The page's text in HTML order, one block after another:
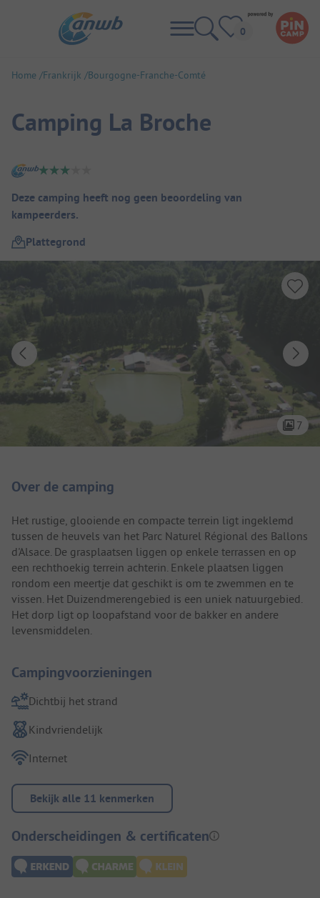
Home Frankrijk Bourgogne-Franche-Comté
Camping La Broche
Camping overzicht
Deze camping heeft nog geen beoordeling van
kampeerders.
Plattegrond
7
Over de camping
Het rustige, glooiende en compacte terrein ligt ingeklemd
tussen de heuvels van het Parc Naturel Régional des Ballons
d'Alsace. De grasplaatsen liggen op enkele terrassen en op
een rechthoekig terrein achterin. Enkele plaatsen liggen
rondom een meertje dat geschikt is om te zwemmen en te
vissen. Het Duizendmerengebied is een uniek natuurgebied.
Het dorp ligt op loopafstand voor de bakker en andere
levensmiddelen.
Campingvoorzieningen
Dichtbij het strand
Kindvriendelijk
Internet
Bekijk alle 11 kenmerken
Onderscheidingen & certificaten